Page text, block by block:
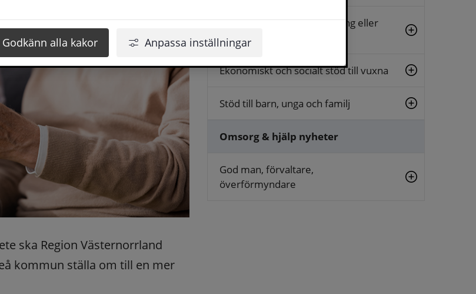
Godkänn alla kakor Anpassa inställningar
ska Region Västernorrland
kommun ställa om till en mer
Stöd vid funktionsnedsättning eller
psykisk ohälsa
Ekonomiskt och socialt stöd till vuxna
Stöd till barn, unga och familj
Omsorg & hjälp nyheter
God man, förvaltare,
överförmyndare